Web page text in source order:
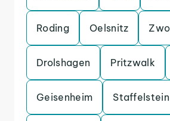
Roding Oelsnitz
Drolshagen Pritzwalk
Geisenheim Staffelstein